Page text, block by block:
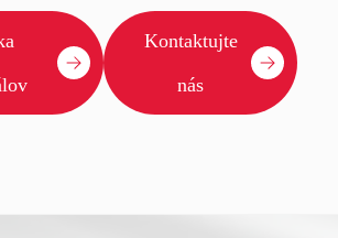
Kontaktujte
nás